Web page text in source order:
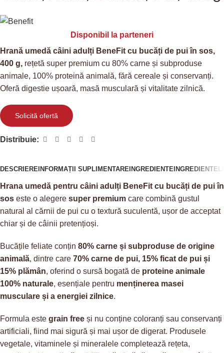
Disponibil la parteneri
Hrană umedă câini adulți BeneFit cu bucăți de pui în sos,
400 g, rețetă super premium cu 80% carne și subproduse
animale, 100% proteină animală, fără cereale și conservanți.
Oferă digestie ușoară, masă musculară și vitalitate zilnică.
Solicită ofertă
Distribuie:
DESCRIEREINFORMAȚII SUPLIMENTAREINGREDIENTEINGREDIENTE
Hrana umedă pentru câini adulți BeneFit cu bucăți de pui în
sos este o alegere super premium care combină gustul
natural al cărnii de pui cu o textură suculentă, ușor de acceptat
chiar și de câinii pretențioși.
Bucățile feliate conțin 80% carne și subproduse de origine
animală, dintre care 70% carne de pui, 15% ficat de pui și
15% plămân, oferind o sursă bogată de proteine animale
100% naturale, esențiale pentru menținerea masei
musculare și a energiei zilnice.
Formula este grain free și nu conține coloranți sau conservanți
artificiali, fiind mai sigură și mai ușor de digerat. Produsele
vegetale, vitaminele și mineralele completează rețeta,